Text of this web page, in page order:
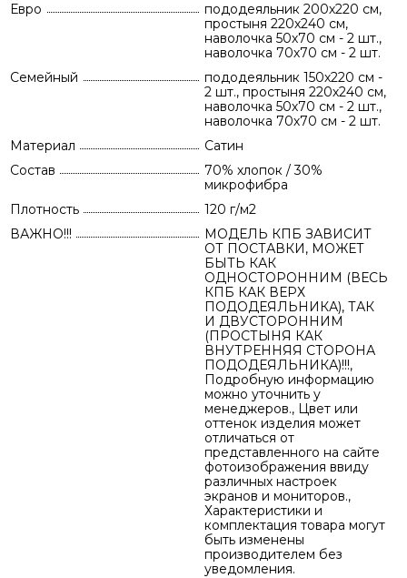
Евро
пододеяльник 200х220 см,
простыня 220х240 см,
наволочка 50х70 см - 2 шт.,
наволочка 70х70 см - 2 шт.
Семейный
пододеяльник 150х220 см -
2 шт., простыня 220х240 см,
наволочка 50х70 см - 2 шт.,
наволочка 70х70 см - 2 шт.
Материал
Сатин
Состав
70% хлопок / 30%
микрофибра
Плотность
120 г/м2
ВАЖНО!!!
МОДЕЛЬ КПБ ЗАВИСИТ
ОТ ПОСТАВКИ, МОЖЕТ
БЫТЬ КАК
ОДНОСТОРОННИМ (ВЕСЬ
КПБ КАК ВЕРХ
ПОДОДЕЯЛЬНИКА), ТАК
И ДВУСТОРОННИМ
(ПРОСТЫНЯ КАК
ВНУТРЕННЯЯ СТОРОНА
ПОДОДЕЯЛЬНИКА)!!!,
Подробную информацию
можно уточнить у
менеджеров., Цвет или
оттенок изделия может
отличаться от
представленного на сайте
фотоизображения ввиду
различных настроек
экранов и мониторов.,
Характеристики и
комплектация товара могут
быть изменены
производителем без
уведомления.